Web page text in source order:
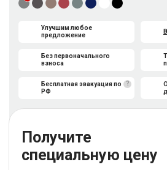
Улучшим любое
предложение
Без первоначального
взноса
?
Бесплатная эвакуация по
РФ
Получите
специальную цену